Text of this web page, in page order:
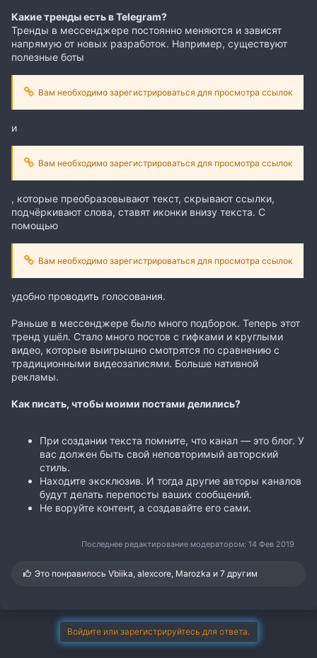
Какие тренды есть в Telegram?
Тренды в мессенджере постоянно меняются и зависят
напрямую от новых разработок. Например, существуют
полезные боты
Вам необходимо зарегистрироваться для просмотра ссылок
и
Вам необходимо зарегистрироваться для просмотра ссылок
, которые преобразовывают текст, скрывают ссылки,
подчёркивают слова, ставят иконки внизу текста. С
помощью
Вам необходимо зарегистрироваться для просмотра ссылок
удобно проводить голосования.
Раньше в мессенджере было много подборок. Теперь этот
тренд ушёл. Стало много постов с гифками и круглыми
видео, которые выигрышно смотрятся по сравнению с
традиционными видеозаписями. Больше нативной
рекламы.
Как писать, чтобы моими постами делились?
При создании текста помните, что канал — это блог. У
вас должен быть свой неповторимый авторский
стиль.
Находите эксклюзив. И тогда другие авторы каналов
будут делать перепосты ваших сообщений.
Не воруйте контент, а создавайте его сами.
Последнее редактирование модератором: 14 Фев 2019
С
Это понравилосьVbiika,alexcore, Marozka и 7 другим
Войдите или зарегистрируйтесь для ответа.